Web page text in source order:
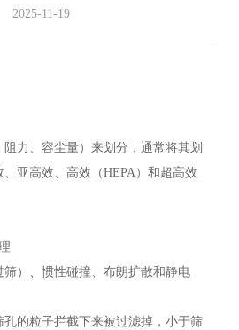
2025-11-19
力、容尘量）来划分，通常将其划
亚高效、高效（HEPA）和超高效
）、惯性碰撞、布朗扩散和静电
的粒子拦截下来被过滤掉，小于筛